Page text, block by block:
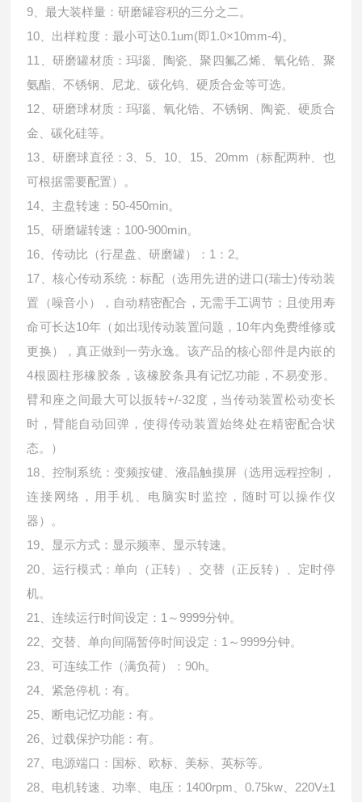
9、最大装样量：研磨罐容积的三分之二。
10、出样粒度：最小可达0.1um(即1.0×10mm-4)。
11、研磨罐材质：玛瑙、陶瓷、聚四氟乙烯、氧化锆、聚
氨酯、不锈钢、尼龙、碳化钨、硬质合金等可选。
12、研磨球材质：玛瑙、氧化锆、不锈钢、陶瓷、硬质合
金、碳化硅等。
13、研磨球直径：3、5、10、15、20mm（标配两种、也
可根据需要配置）。
14、主盘转速：50-450min。
15、研磨罐转速：100-900min。
16、传动比（行星盘、研磨罐）：1：2。
17、核心传动系统：标配（选用先进的进口(瑞士)传动装
置（噪音小），自动精密配合，无需手工调节；且使用寿
命可长达10年（如出现传动装置问题，10年内免费维修或
更换），真正做到一劳永逸。该产品的核心部件是内嵌的
4根圆柱形橡胶条，该橡胶条具有记忆功能，不易变形。
臂和座之间最大可以扳转+/-32度，当传动装置松动变长
时，臂能自动回弹，使得传动装置始终处在精密配合状
态。）
18、控制系统：变频按键、液晶触摸屏（选用远程控制，
连接网络，用手机、电脑实时监控，随时可以操作仪
器）。
19、显示方式：显示频率、显示转速。
20、运行模式：单向（正转）、交替（正反转）、定时停
机。
21、连续运行时间设定：1～9999分钟。
22、交替、单向间隔暂停时间设定：1～9999分钟。
23、可连续工作（满负荷）：90h。
24、紧急停机：有。
25、断电记忆功能：有。
26、过载保护功能：有。
27、电源端口：国标、欧标、美标、英标等。
28、电机转速、功率、电压：1400rpm、0.75kw、220V±1